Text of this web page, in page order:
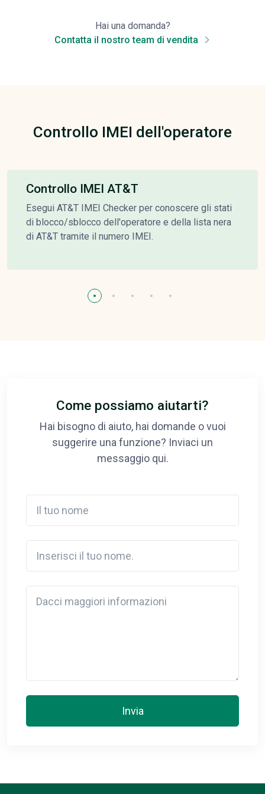
Hai una domanda?
Contatta il nostro team di vendita
Controllo IMEI dell'operatore
Controllo IMEI AT&T
Esegui AT&T IMEI Checker per conoscere gli stati
di blocco/sblocco dell'operatore e della lista nera
di AT&T tramite il numero IMEI.
Come possiamo aiutarti?
Hai bisogno di aiuto, hai domande o vuoi
suggerire una funzione? Inviaci un
messaggio qui.
Invia